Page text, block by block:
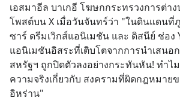
เอสมาอีล บาเกอี โฆษกกระทรวงการต่า
โพสต์บน X เมื่อวันจันทร์ว่า "ในดินแดนที่
ซาร์ ดรีมเวิกส์แอนิเมชัน และ ดิสนีย์ ช่อง
แอนิเมชันอิสระที่เติบโตจากการนำเสนอ
สหรัฐฯ ถูกปิดตัวลงอย่างกระทันหัน! ทำไ
ความจริงเกี่ยวกับ สงครามที่ผิดกฎหมาย
อิหร่าน"